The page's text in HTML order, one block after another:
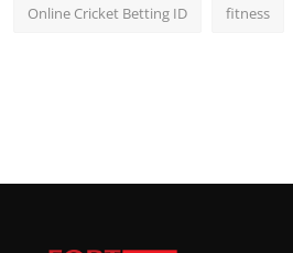
Online Cricket Betting ID fitness